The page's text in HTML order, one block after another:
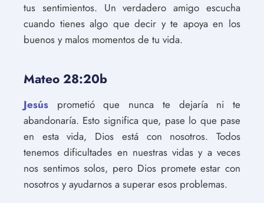
tus sentimientos. Un verdadero amigo escucha
cuando tienes algo que decir y te apoya en los
buenos y malos momentos de tu vida.
Mateo 28:20b
Jesús prometió que nunca te dejaría ni te
abandonaría. Esto significa que, pase lo que pase
en esta vida, Dios está con nosotros. Todos
tenemos dificultades en nuestras vidas y a veces
nos sentimos solos, pero Dios promete estar con
nosotros y ayudarnos a superar esos problemas.